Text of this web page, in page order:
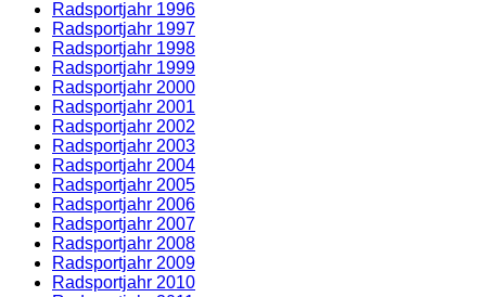
Radsportjahr 1996
Radsportjahr 1997
Radsportjahr 1998
Radsportjahr 1999
Radsportjahr 2000
Radsportjahr 2001
Radsportjahr 2002
Radsportjahr 2003
Radsportjahr 2004
Radsportjahr 2005
Radsportjahr 2006
Radsportjahr 2007
Radsportjahr 2008
Radsportjahr 2009
Radsportjahr 2010